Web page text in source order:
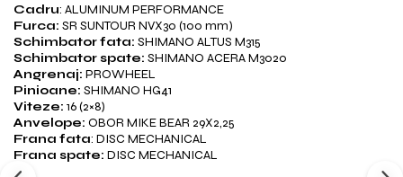
Cadru: ALUMINUM PERFORMANCE
Furca: SR SUNTOUR NVX30 (100 mm)
Schimbator fata: SHIMANO ALTUS M315
Schimbator spate: SHIMANO ACERA M3020
Angrenaj: PROWHEEL
Pinioane: SHIMANO HG41
Viteze: 16 (2×8)
Anvelope: OBOR MIKE BEAR 29X2,25
Frana fata: DISC MECHANICAL
Frana spate: DISC MECHANICAL